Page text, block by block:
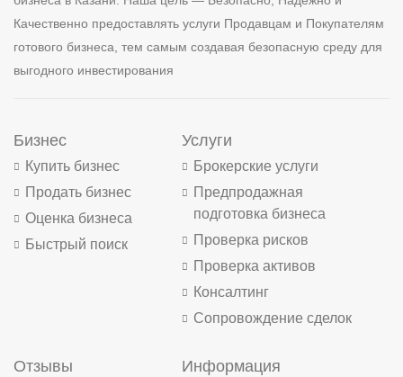
Качественно предоставлять услуги Продавцам и Покупателям
готового бизнеса, тем самым создавая безопасную среду для
выгодного инвестирования
Бизнес
Купить бизнес
Продать бизнес
Оценка бизнеса
Быстрый поиск
Услуги
Брокерские услуги
Предпродажная
подготовка бизнеса
Проверка рисков
Проверка активов
Консалтинг
Сопровождение сделок
Отзывы Информация